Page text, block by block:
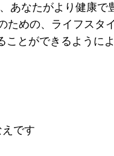
あなたがより健康
ための、ライフスタ
ことができるように
です